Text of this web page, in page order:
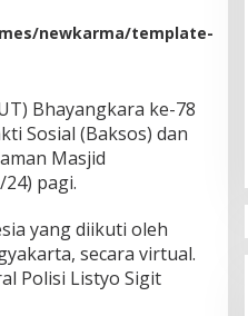
newkarma/template-
Bhayangkara ke-78
Sosial (Baksos) dan
Masjid
pagi.
yang diikuti oleh
secara virtual.
Polisi Listyo Sigit